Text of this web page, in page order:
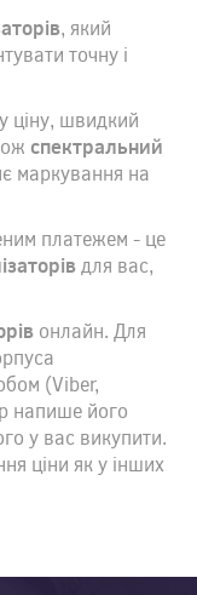
, який
точну і
ціну, швидкий
спектральний
маркування на
платежем - це
для вас,
онлайн. Для
(Viber,
напише його
у вас викупити.
ціни як у інших